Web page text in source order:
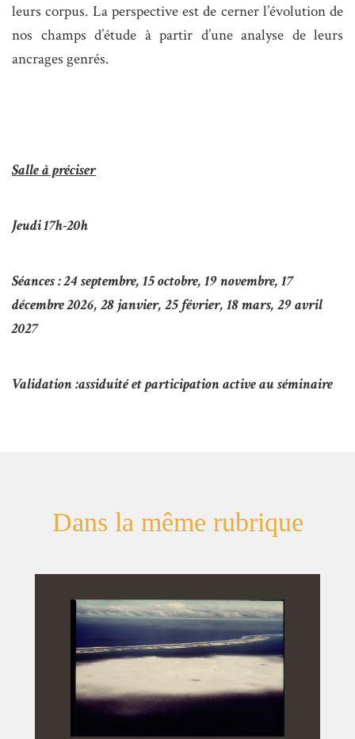
leurs corpus. La perspective est de cerner l’évolution de
nos champs d’étude à partir d’une analyse de leurs
ancrages genrés.
Salle à préciser
Jeudi 17h-20h
Séances : 24 septembre, 15 octobre, 19 novembre, 17
décembre 2026, 28 janvier, 25 février, 18 mars, 29 avril
2027
Validation :assiduité et participation active au séminaire
Dans la même rubrique